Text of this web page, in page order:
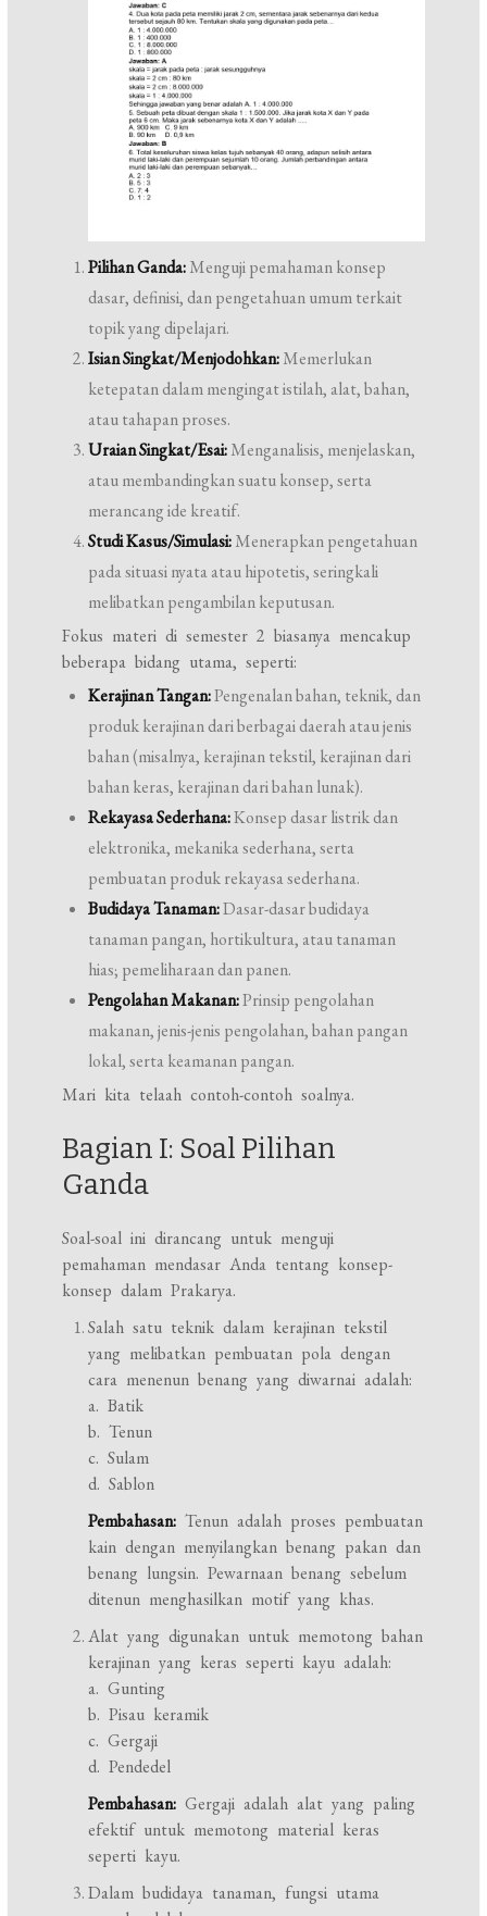
Pilihan Ganda:Menguji pemahaman konsep
dasar, definisi, dan pengetahuan umum terkait
topik yang dipelajari.
Isian Singkat/Menjodohkan:Memerlukan
ketepatan dalam mengingat istilah, alat, bahan,
atau tahapan proses.
Uraian Singkat/Esai:Menganalisis, menjelaskan,
atau membandingkan suatu konsep, serta
merancang ide kreatif.
Studi Kasus/Simulasi:Menerapkan pengetahuan
pada situasi nyata atau hipotetis, seringkali
melibatkan pengambilan keputusan.
Fokus materi di semester 2 biasanya mencakup
beberapa bidang utama, seperti:
Kerajinan Tangan:Pengenalan bahan, teknik, dan
produk kerajinan dari berbagai daerah atau jenis
bahan (misalnya, kerajinan tekstil, kerajinan dari
bahan keras, kerajinan dari bahan lunak).
Rekayasa Sederhana:Konsep dasar listrik dan
elektronika, mekanika sederhana, serta
pembuatan produk rekayasa sederhana.
Budidaya Tanaman:Dasar-dasar budidaya
tanaman pangan, hortikultura, atau tanaman
hias; pemeliharaan dan panen.
Pengolahan Makanan:Prinsip pengolahan
makanan, jenis-jenis pengolahan, bahan pangan
lokal, serta keamanan pangan.
Mari kita telaah contoh-contoh soalnya.
Bagian I: Soal Pilihan
Ganda
Soal-soal ini dirancang untuk menguji
pemahaman mendasar Anda tentang konsep-
konsep dalam Prakarya.
Salah satu teknik dalam kerajinan tekstil
yang melibatkan pembuatan pola dengan
cara menenun benang yang diwarnai adalah:
a. Batik
b. Tenun
c. Sulam
d. Sablon
Pembahasan: Tenun adalah proses pembuatan
kain dengan menyilangkan benang pakan dan
benang lungsin. Pewarnaan benang sebelum
ditenun menghasilkan motif yang khas.
Alat yang digunakan untuk memotong bahan
kerajinan yang keras seperti kayu adalah:
a. Gunting
b. Pisau keramik
c. Gergaji
d. Pendedel
Pembahasan: Gergaji adalah alat yang paling
efektif untuk memotong material keras
seperti kayu.
Dalam budidaya tanaman, fungsi utama